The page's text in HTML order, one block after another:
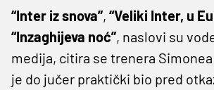
“Inter iz snova”, “Veliki Inter, u
“Inzaghijeva noć”, naslovi su
medija, citira se trenera
je do jučer praktički bio pred